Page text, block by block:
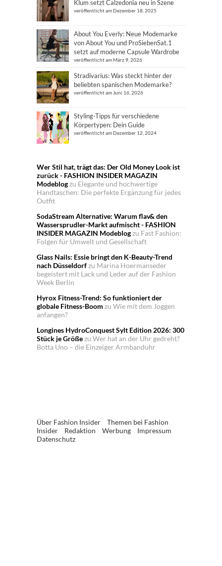
Klum setzt Calzedonia neu in Szene
veröffentlicht am Dezember 18, 2025
About You Everly: Neue Modemarke
von About You und ProSiebenSat.1
setzt auf moderne Capsule Wardrobe
veröffentlicht am März 9, 2026
Stradivarius: Was steckt hinter der
beliebten spanischen Modemarke?
veröffentlicht am Juni 16, 2026
Styling-Tipps für verschiedene
Körpertypen: Dein Guide
veröffentlicht am Dezember 12, 2024
Wer Stil hat, trägt das: Der Old Money Look ist
zurück - FASHION INSIDER MAGAZIN
Modeblogzu Elegante und hochwertige
Handtaschen: Die perfekte Ergänzung für jedes
Outfit
SodaStream Alternative: Warum flav& den
Wassersprudler-Markt aufmischt - FASHION
INSIDER MAGAZIN Modeblogzu Fast Fashion:
Folgen für Umwelt und Gesellschaft
Glass Nails: Essie bringt den K-Beauty-Trend
nach Düsseldorfzu Marina Hoermanseder
begeistert mit Lack und Leder auf der Fashion
Week Berlin
Hyrox Fitness-Trend: So funktioniert der
globale Fitness-Boom zu Wie mit dem Joggen
anfangen?
Longines HydroConquest Sylt Edition 2026: 300
Stück je Größezu Wer hat an der Uhr gedreht?
Botta Uno – die Einzeiger Armbanduhr
Über Fashion Insider
Themen bei Fashion
Insider
Redaktion Werbung
Impressum
Datenschutz